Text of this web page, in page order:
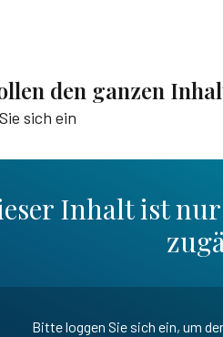
den ganzen
sich ein
Inhalt ist
Bitte loggen Sie sich ein, um